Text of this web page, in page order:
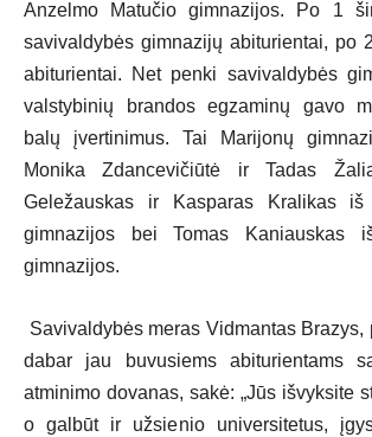
Anzelmo Matučio gimnazijos. Po 1
savivaldybės gimnazijų abiturientai, po
abiturientai. Net penki savivaldybės
valstybinių brandos egzaminų gavo
balų įvertinimus. Tai Marijonų
Monika Zdancevičiūtė ir Tadas
Geležauskas ir Kasparas Kralikas
gimnazijos bei Tomas Kaniauskas
gimnazijos.
Savivaldybės meras Vidmantas Brazys,
dabar jau buvusiems abiturientams
atminimo dovanas, sakė: „Jūs išvyksite
o galbūt ir užsienio universitetus,